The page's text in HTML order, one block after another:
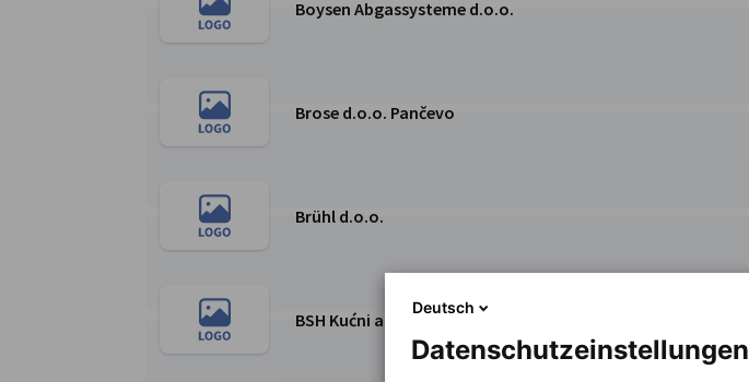
Weiter zur Boysen Abgassysteme d.o.o. Seite
Boysen Abgassysteme d.o.o.
Weiter zur Brose d.o.o. Pančevo Seite
Brose d.o.o. Pančevo
Weiter zur Brühl d.o.o. Seite
Brühl d.o.o.
Weiter zur BSH Kućni aparati d.o.o. Seite
BSH Kućni aparati d.o.o.
Deutsch
Datenschutzeinstellungen